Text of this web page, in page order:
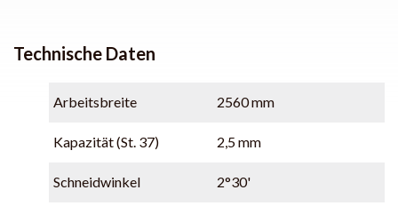
Technische Daten
Arbeitsbreite 2560 mm
Kapazität (St. 37) 2,5 mm
Schneidwinkel 2°30'